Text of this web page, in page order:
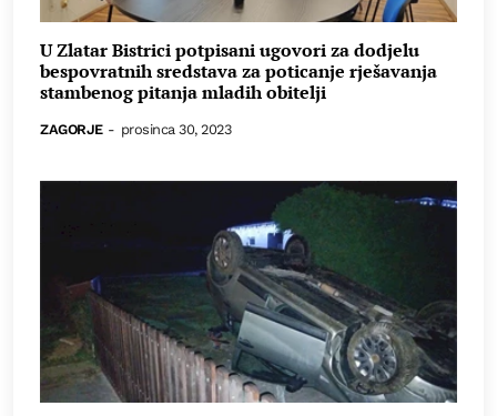
U Zlatar Bistrici potpisani ugovori za dodjelu
bespovratnih sredstava za poticanje rješavanja
stambenog pitanja mladih obitelji
ZAGORJE - prosinca 30, 2023